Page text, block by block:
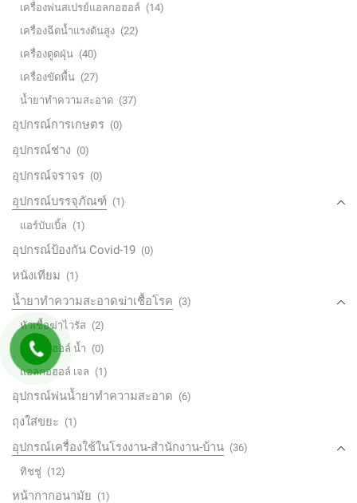
เครื่องพ่นสเปรย์แอลกอฮอล์ (14)
เครื่องฉีดน้ำแรงดันสูง (22)
เครื่องดูดฝุ่น (40)
เครื่องขัดพื้น (27)
น้ำยาทำความสะอาด (37)
อุปกรณ์การเกษตร (0)
อุปกรณ์ช่าง (0)
อุปกรณ์จราจร (0)
อุปกรณ์บรรจุภัณฑ์ (1)
แอร์บับเบิ้ล (1)
อุปกรณ์ป้องกัน Covid-19 (0)
หนังเทียม (1)
น้ำยาทำความสะอาดฆ่าเชื้อโรค (3)
หัวเชื้อฆ่าไวรัส (2)
แอลกอฮอล์ น้ำ (0)
แอลกอฮอล์ เจล (1)
อุปกรณ์พ่นน้ำยาทำความสะอาด (6)
ถุงใส่ขยะ (1)
อุปกรณ์เครื่องใช้ในโรงงาน-สำนักงาน-บ้าน (36)
ทิชชู่ (12)
หน้ากากอนามัย (1)